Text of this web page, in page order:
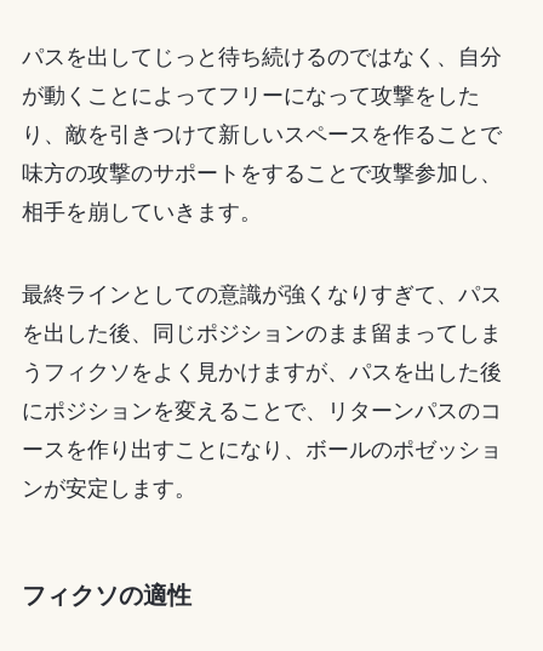
パスを出してじっと待ち続けるのではなく、自分
が動くことによってフリーになって攻撃をした
り、敵を引きつけて新しいスペースを作ることで
味方の攻撃のサポートをすることで攻撃参加し、
相手を崩していきます。
最終ラインとしての意識が強くなりすぎて、パス
を出した後、同じポジションのまま留まってしま
うフィクソをよく見かけますが、パスを出した後
にポジションを変えることで、リターンパスのコ
ースを作り出すことになり、ボールのポゼッショ
ンが安定します。
フィクソの適性